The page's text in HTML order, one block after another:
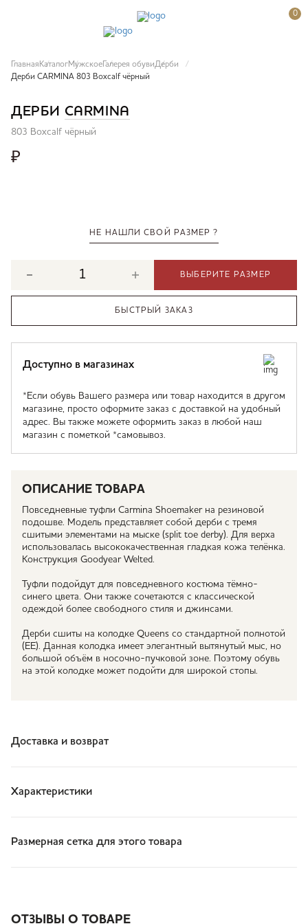
0
Главная КаталогМужское Галерея обувиДерби
Дерби CARMINA 803 Boxcalf чёрный
ДЕРБИ CARMINA
803 Boxcalf чёрный
₽
НЕ НАШЛИ СВОЙ РАЗМЕР ?
ВЫБЕРИТЕ РАЗМЕР
БЫСТРЫЙ ЗАКАЗ
Доступно в магазинах
*Если обувь Вашего размера или товар находится в другом
магазине, просто оформите заказ с доставкой на удобный
адрес. Вы также можете оформить заказ в любой наш
магазин с пометкой *самовывоз.
ОПИСАНИЕ ТОВАРА
Повседневные туфли Carmina Shoemaker на резиновой
подошве. Модель представляет собой дерби с тремя
сшитыми элементами на мыске (split toe derby). Для верха
иcпользовалась высококачественная гладкая кожа телёнка.
Конструкция Goodyear Welted.
Туфли подойдут для повседневного костюма тёмно-
синего цвета. Они также сочетаются с классической
одеждой более свободного стиля и джинсами.
Дерби сшиты на колодке Queens со стандартной полнотой
(EE). Данная колодка имеет элегантный вытянутый мыс, но
большой объём в носочно-пучковой зоне. Поэтому обувь
на этой колодке может подойти для широкой стопы.
Доставка и возврат
Характеристики
Размерная сетка для этого товара
ОТЗЫВЫ О ТОВАРЕ